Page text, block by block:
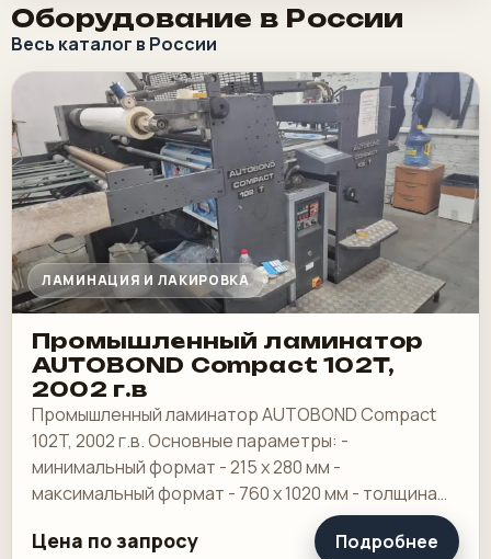
Оборудование в России
Весь каталог в России
ЛАМИНАЦИЯ И ЛАКИРОВКА
Промышленный ламинатор
AUTOBOND Compact 102T,
2002 г.в
Промышленный ламинатор AUTOBOND Compact
102T, 2002 г.в. Основные параметры: -
минимальный формат - 215 х 280 мм -
максимальный формат - 760 х 1020 мм - толщина
пленки - от 20 до 150 мкр - диапазон плотностей
бумаги и.
Цена по запросу Подробнее